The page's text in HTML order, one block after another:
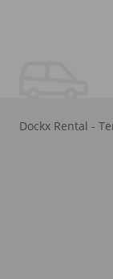
Dockx Rental -